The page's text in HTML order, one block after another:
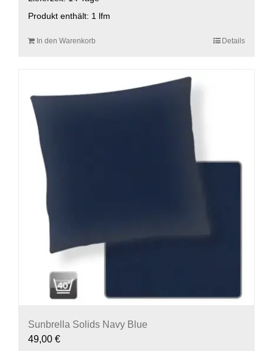
Produkt enthält: 1 lfm
In den Warenkorb Details
Sunbrella Solids Navy Blue
49,00 €